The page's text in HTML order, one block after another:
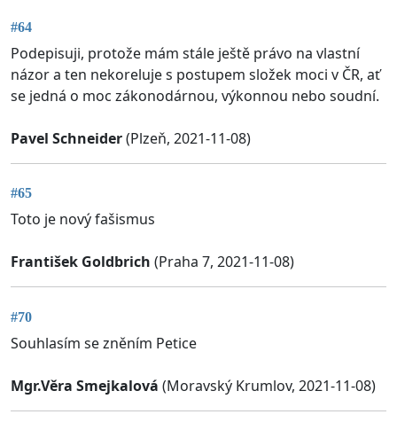
#64
Podepisuji, protože mám stále ještě právo na vlastní
názor a ten nekoreluje s postupem složek moci v ČR, ať
se jedná o moc zákonodárnou, výkonnou nebo soudní.
Pavel Schneider(Plzeň, 2021-11-08)
#65
Toto je nový fašismus
František Goldbrich (Praha 7, 2021-11-08)
#70
Souhlasím se zněním Petice
Mgr.Věra Smejkalová (Moravský Krumlov, 2021-11-08)